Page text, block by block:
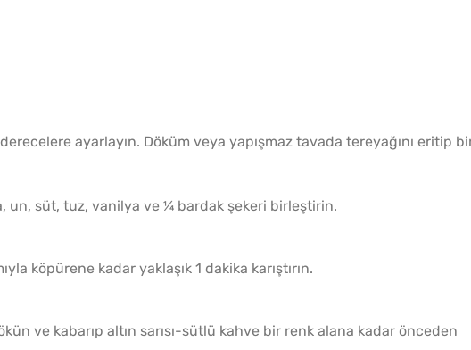
derecelere ayarlayın. Döküm veya yapışmaz tavada tereyağını eritip
un, süt, tuz, vanilya ve ¼ bardak şekeri birleştirin.
köpürene kadar yaklaşık 1 dakika karıştırın.
ve kabarıp altın sarısı-sütlü kahve bir renk alana kadar önceden